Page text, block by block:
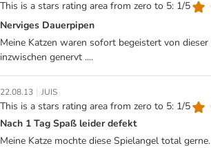
This is a stars rating area from zero to 5: 1/5
Nerviges Dauerpipen
Meine Katzen waren sofort begeistert von
inzwischen genervt ....
22.08.13 | JUIS
This is a stars rating area from zero to 5: 1/5
Nach 1 Tag Spaß leider defekt
Meine Katze mochte diese Spielangel total